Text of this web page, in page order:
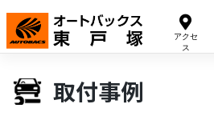
アクセ
ス
Skip
content
取付事例